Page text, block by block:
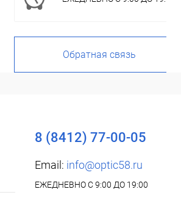
Обратная связь
8 (8412) 77-00-05
Email: info@optic58.ru
ЕЖЕДНЕВНО С 9:00 ДО 19:00